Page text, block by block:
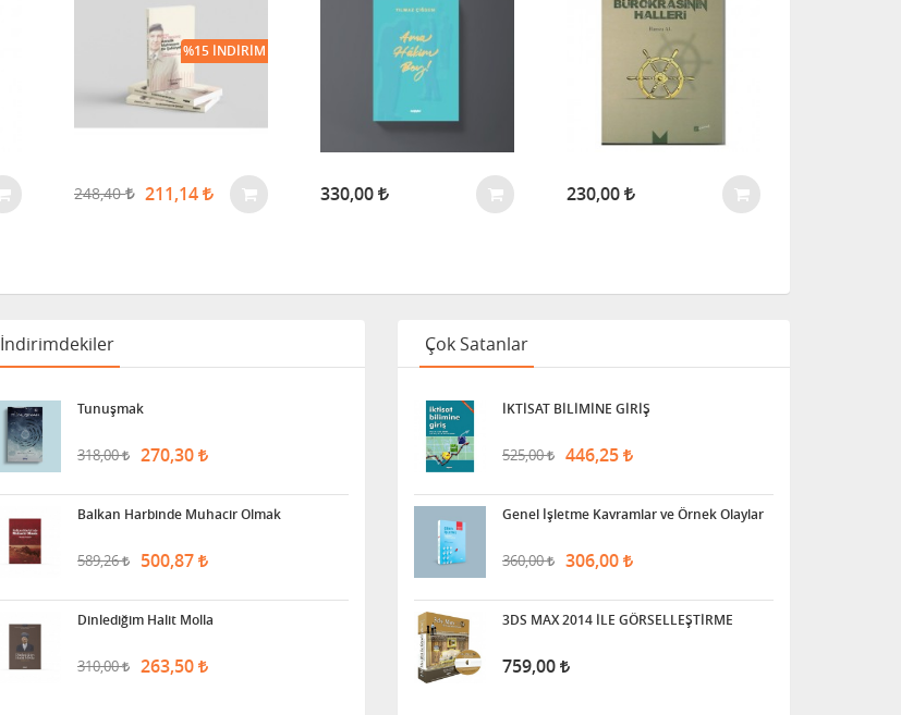
248,40 211,14
%15 İNDIRIM
330,00 230,00
İndirimdekiler
Tunuşmak
318,00 270,30
Balkan Harbinde Muhacir Olmak
589,26 500,87
Dinlediğim Halit Molla
310,00 263,50
Çok Satanlar
İKTİSAT BİLİMİNE GİRİŞ
525,00 446,25
Genel İşletme Kavramlar ve Örnek Olaylar
360,00 306,00
3DS MAX 2014 İLE GÖRSELLEŞTİRME
759,00